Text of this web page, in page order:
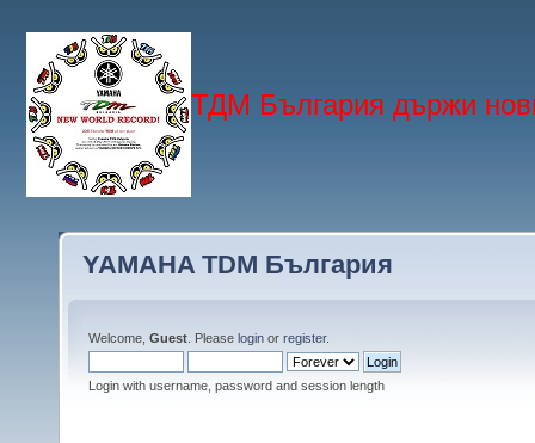
ТДМ България държи
YAMAHA TDM България
Welcome, Guest . Please login or register.
Login with username, password and session length